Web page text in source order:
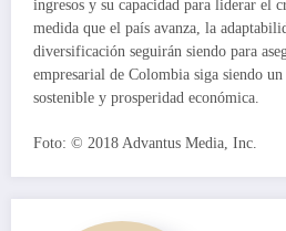
ingresos y su capacidad para liderar el
medida que el país avanza, la
diversificación seguirán siendo para
empresarial de Colombia siga siendo
sostenible y prosperidad económica.
Foto: © 2018 Advantus Media, Inc.